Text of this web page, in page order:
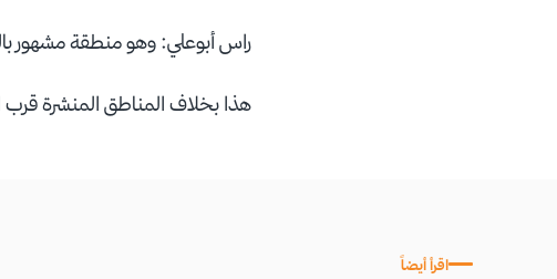
راس أبوعلي: وهو منطقة مشهور
هذا بخلاف المناطق المنشرة
اقرأ أيضاً